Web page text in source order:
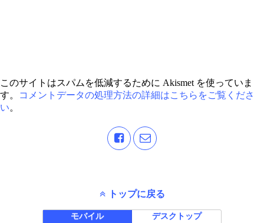
このサイトはスパムを低減するために Akismet を使っていま
す。
コメントデータの処理方法の詳細はこちらをご覧くださ
い。
トップに戻る
モバイル デスクトップ